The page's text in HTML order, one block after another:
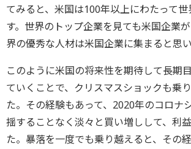
てみると、米国は100年以上にわたって
す。世界のトップ企業を見ても米国企業
界の優秀な人材は米国企業に集まると思い
このように米国の将来性を期待して長期
ていくことで、クリスマスショックも乗
た。その経験もあって、2020年のコロナ
揺することなく淡々と買い増しして、利
た。暴落を一度でも乗り越えると、その